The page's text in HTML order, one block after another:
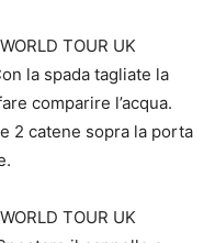
TOUR UK
la spada tagliate la
comparire l’acqua.
2 catene sopra la porta
TOUR UK